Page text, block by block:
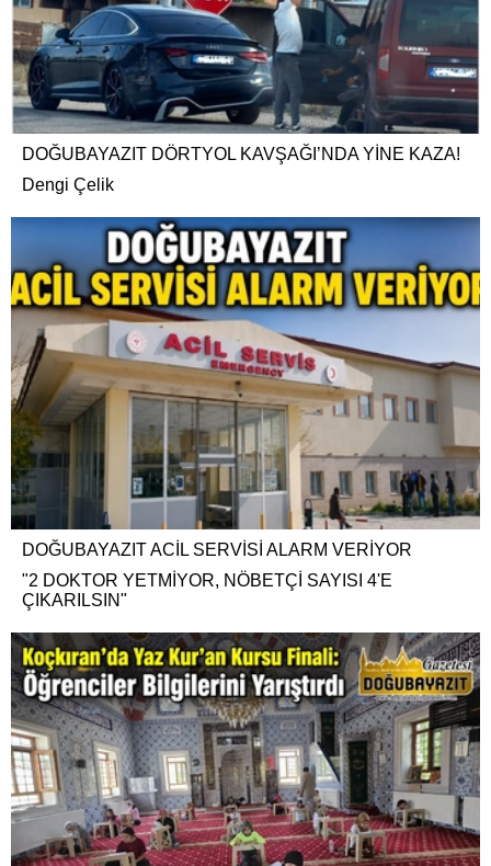
DOĞUBAYAZIT DÖRTYOL KAVŞAĞI’NDA YİNE KAZA!
Dengi Çelik
DOĞUBAYAZIT ACİL SERVİSİ ALARM VERİYOR
"2 DOKTOR YETMİYOR, NÖBETÇİ SAYISI 4'E
ÇIKARILSIN"